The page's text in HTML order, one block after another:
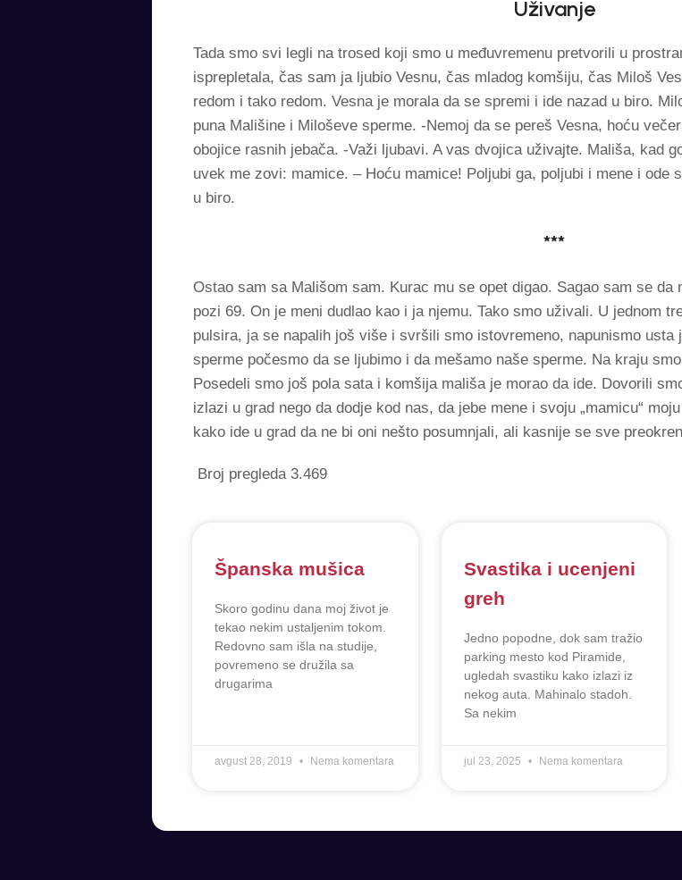
Uživanje
Tada smo svi legli na trosed koji smo u međuvremenu pretvorili u
isprepletala, čas sam ja ljubio Vesnu, čas mladog komšiju, čas Miloš
redom i tako redom. Vesna je morala da se spremi i ide nazad u biro.
puna Mališine i Miloševe sperme. -Nemoj da se pereš Vesna, hoću
obojice rasnih jebača. -Važi ljubavi. A vas dvojica uživajte. Mališa, kad
uvek me zovi: mamice. – Hoću mamice! Poljubi ga, poljubi i mene i ode
u biro.
***
Ostao sam sa Mališom sam. Kurac mu se opet digao. Sagao sam se da
pozi 69. On je meni dudlao kao i ja njemu. Tako smo uživali. U jednom
pulsira, ja se napalih još više i svršili smo istovremeno, napunismo usta
sperme počesmo da se ljubimo i da mešamo naše sperme. Na kraju
Posedeli smo još pola sata i komšija mališa je morao da ide. Dovorili
izlazi u grad nego da dodje kod nas, da jebe mene i svoju „mamicu“
kako ide u grad da ne bi oni nešto posumnjali, ali kasnije se sve
Broj pregleda 3.469
Španska mušica
Skoro godinu dana moj život je
tekao nekim ustaljenim tokom.
Redovno sam išla na studije,
povremeno se družila sa
drugarima
avgust 28, 2019 Nema komentara
Svastika i ucenjeni
greh
Jedno popodne, dok sam tražio
parking mesto kod Piramide,
ugledah svastiku kako izlazi iz
nekog auta. Mahinalo stadoh.
Sa nekim
jul 23, 2025 Nema komentara